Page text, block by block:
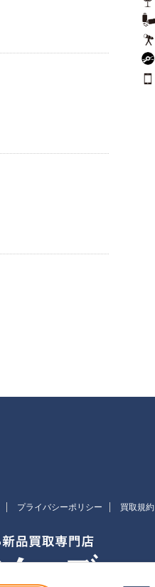
プライバシーポリシー 買取規約